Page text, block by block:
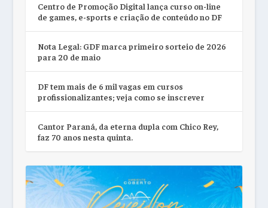
Centro de Promoção Digital lança curso on-line
de games, e-sports e criação de conteúdo no DF
Nota Legal: GDF marca primeiro sorteio de 2026
para 20 de maio
DF tem mais de 6 mil vagas em cursos
profissionalizantes; veja como se inscrever
Cantor Paraná, da eterna dupla com Chico Rey,
faz 70 anos nesta quinta.